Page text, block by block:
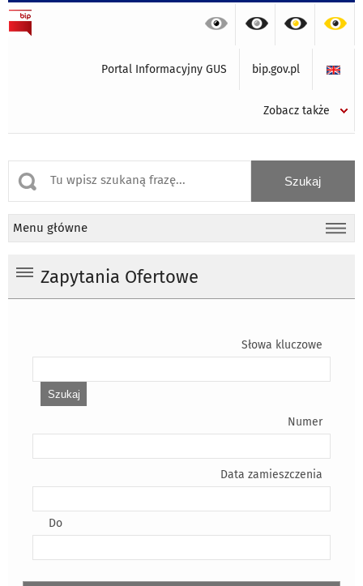
Portal Informacyjny GUS bip.gov.pl
Zobacz także
Menu główne
Zapytania Ofertowe
Słowa kluczowe
Numer
Data zamieszczenia
Do